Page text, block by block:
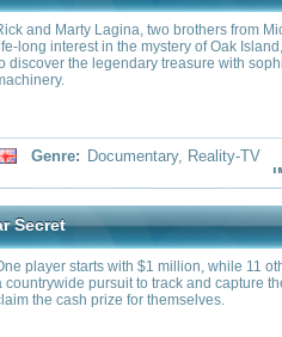
The Walking Dead
TV,Talk-Show IMDb:7.5 / 10
Dave Navarro and judged by icons
Chris Núñez and Oliver Peck, a group
creative and skilled tattoo artists
thousand dollars and the title of Ink
couldn't be higher with \"living
their skin to be permanently marked
competition elimination.